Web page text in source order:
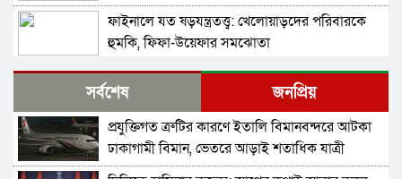
ফাইনালে যত ষড়যন্ত্রতত্ত্ব: খেলোয়াড়দের পরিবারকে
হুমকি, ফিফা-উয়েফার সমঝোতা
বিশ্বকাপের ফাইনালে হেরে ভেঙে পড়া মেসিকে স্ত্রীর
বার্তা
থিয়াগো মেসিতে স্বপ্ন আর্জেন্টিনার
সর্বশেষ জনপ্রিয়
প্রযুক্তিগত ত্রুটির কারণে ইতালি বিমানবন্দরে আটকা
ঢাকাগামী বিমান, ভেতরে আড়াই শতাধিক যাত্রী